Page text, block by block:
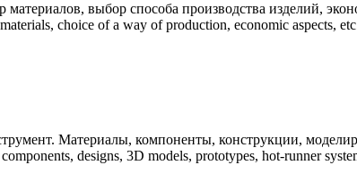
выбор способа производства изделий,
choice of a way of production, economic aspects,
Материалы, компоненты, конструкции,
designs, 3D models, prototypes, hot-runner